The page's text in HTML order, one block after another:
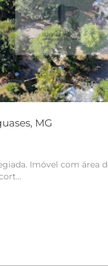
MG
Imóvel com área